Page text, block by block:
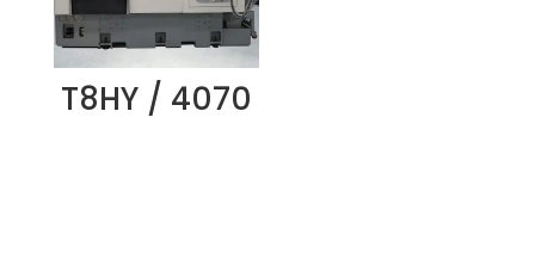
T8HY / 4070